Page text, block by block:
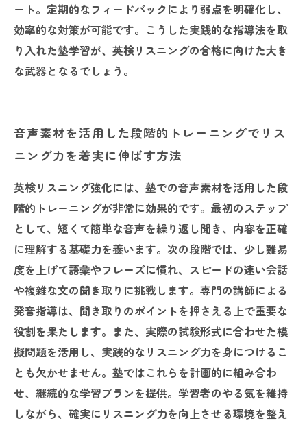
ート。定期的なフィードバックにより弱点を明確化し、
効率的な対策が可能です。こうした実践的な指導法を取
り入れた塾学習が、英検リスニングの合格に向けた大き
な武器となるでしょう。
音声素材を活用した段階的トレーニングでリス
ニング力を着実に伸ばす方法
英検リスニング強化には、塾での音声素材を活用した段
階的トレーニングが非常に効果的です。最初のステップ
として、短くて簡単な音声を繰り返し聞き、内容を正確
に理解する基礎力を養います。次の段階では、少し難易
度を上げて語彙やフレーズに慣れ、スピードの速い会話
や複雑な文の聞き取りに挑戦します。専門の講師による
発音指導は、聞き取りのポイントを押さえる上で重要な
役割を果たします。また、実際の試験形式に合わせた模
擬問題を活用し、実践的なリスニング力を身につけるこ
とも欠かせません。塾ではこれらを計画的に組み合わ
せ、継続的な学習プランを提供。学習者のやる気を維持
しながら、確実にリスニング力を向上させる環境を整え